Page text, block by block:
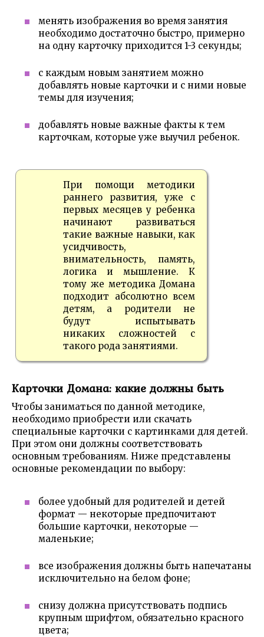
менять изображения во время занятия
необходимо достаточно быстро, примерно
на одну карточку приходится 1-3 секунды;
с каждым новым занятием можно
добавлять новые карточки и с ними новые
темы для изучения;
добавлять новые важные факты к тем
карточкам, которые уже выучил ребенок.
При помощи методики
раннего развития, уже с
первых месяцев у ребенка
начинают развиваться
такие важные навыки, как
усидчивость,
внимательность, память,
логика и мышление. К
тому же методика Домана
подходит абсолютно всем
детям, а родители не
будут испытывать
никаких сложностей с
такого рода занятиями.
Карточки Домана: какие должны быть
Чтобы заниматься по данной методике,
необходимо приобрести или скачать
специальные карточки с картинками для детей.
При этом они должны соответствовать
основным требованиям. Ниже представлены
основные рекомендации по выбору:
более удобный для родителей и детей
формат — некоторые предпочитают
большие карточки, некоторые —
маленькие;
все изображения должны быть напечатаны
исключительно на белом фоне;
снизу должна присутствовать подпись
крупным шрифтом, обязательно красного
цвета;